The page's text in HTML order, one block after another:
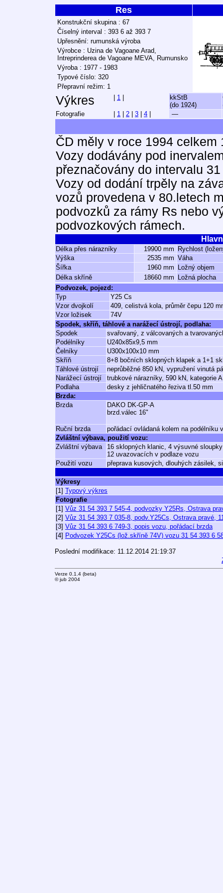
Res
Konstrukční skupina : 67
Číselný interval : 393 6 až 393 7
Upřesnění: rumunská výroba
Výrobce : Uzina de Vagoane Arad,
Intreprinderea de Vagoane MEVA, Rumunsko
Výroba : 1977 - 1983
Typové číslo: 320
Přepravní režim: 1
Výkres 1
kkStB
(do 1924)
Fotografie
1 2 3 4 —
ČD měly v roce 1994 celkem
Vozy dodávány pod
přeznačovány do intervalu
Vozy od dodání trpěly na
vozů provedena v 80.letech
podvozků za rámy Rs nebo
podvozkových rámech.
Délka přes nárazníky 19900 mm
Rychlost
Výška
2535 mm Váha
Šířka
1960 mm
Ložný objem
Délka skříně
18660 mm
Ložná plocha
Podvozek, pojezd:
Typ
Y25 Cs
Vzor dvojkolí
409, celistvá kola, průměr čepu 120
Vzor ložisek
74V
Spodek, skříň, táhlové a narážecí ústrojí, podlaha:
Spodek
svařovaný, z válcovaných a
Podélníky
U240x85x9,5 mm
Čelníky
U300x100x10 mm
Skříň
8+8 bočních sklopných klapek a 1+1
Táhlové ústrojí
neprůběžné 850 kN, vypružení vinutá
Narážecí ústrojí
trubkové nárazníky, 590 kN, kategorie A
Podlaha
desky z jehličnatého řeziva tl.50 mm
Brzda:
Brzda
DAKO DK-GP-A
brzd.válec 16"
Ruční brzda
pořádací ovládaná kolem na podélníku
Zvláštní výbava, použití vozu:
Zvláštní výbava
16 sklopných klanic, 4 výsuvné
12 uvazovacích v podlaze vozu
Použití vozu
přeprava kusových, dlouhých zásilek,
Výkresy
[1] Typový výkres
Fotografie
[1] Vůz 31 54 393 7 545-4, podvozky Y25Rs, Ostrava
[2] Vůz 31 54 393 7 035-8, podv.Y25Cs, Ostrava pravé,
[3] Vůz 31 54 393 6 749-3, popis vozu, pořádací brzda
[4] Podvozek Y25Cs (lož.skříně 74V) vozu 31 54 393 6
Poslední modifikace: 11.12.2014 21:19:37
Verze 0.1.4 (beta)
© jub 2004